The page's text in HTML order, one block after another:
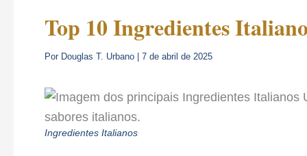
Top 10 Ingredientes
Por Douglas T. Urbano 7 de abril de 2025
Ingredientes Italianos